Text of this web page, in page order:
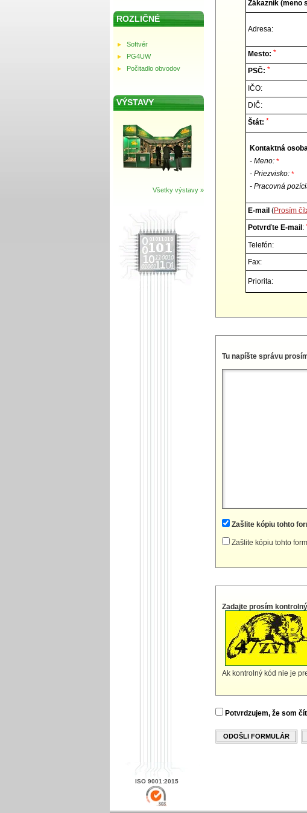
ROZLIČNÉ
Softvér
PG4UW
Počitadlo obvodov
VÝSTAVY
Všetky výstavy »
ISO 9001:2015
Zákazník (meno
Adresa:
Mesto: *
PSČ: *
IČO:
DIČ:
Štát: *
Kontaktná
- Meno: *
- Priezvisko: *
- Pracovná
E-mail (Prosím
Potvrďte E-mail :
Telefón:
Fax:
Priorita:
Tu napíšte správu
Zašlite kópiu tohto
Zašlite kópiu tohto
Zadajte prosím
Ak kontrolný kód nie je
Potvrdzujem, že som
ODOŠLI FORMULÁR